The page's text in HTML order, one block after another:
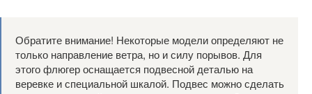
Обратите внимание! Некоторые модели определяют не
только направление ветра, но и силу порывов. Для
этого флюгер оснащается подвесной деталью на
веревке и специальной шкалой. Подвес можно сделать